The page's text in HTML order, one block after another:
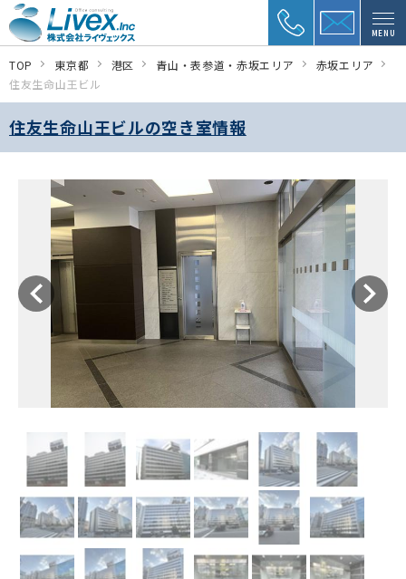
MENU
TOP 東京都 港区 青山・表参道・赤坂エリア
赤坂エリア
住友生命山王ビル
住友生命山王ビルの空き室情報